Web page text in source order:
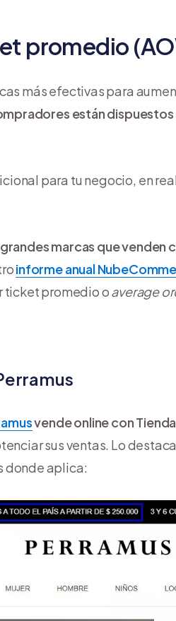
promedio
más efectivas para
están dispuestos
para tu negocio, en
grandes marcas que
informe anual
ticket promedio oaverage
vende online con
sus ventas. Lo
donde aplica: